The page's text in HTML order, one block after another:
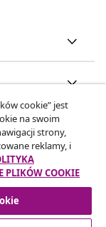
cookie” jest
na swoim
strony,
reklamy, i
PLIKÓW COOKIE